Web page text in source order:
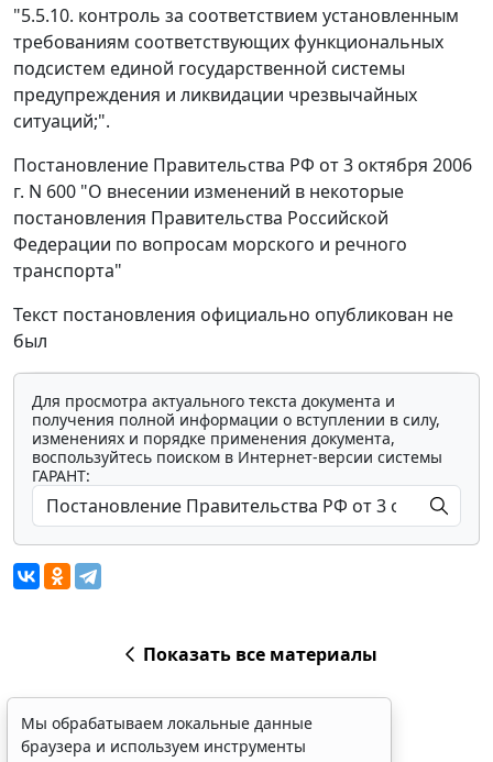
"5.5.10. контроль за соответствием установленным
требованиям соответствующих функциональных
подсистем единой государственной системы
предупреждения и ликвидации чрезвычайных
ситуаций;".
Постановление Правительства РФ от 3 октября 2006
г. N 600 "О внесении изменений в некоторые
постановления Правительства Российской
Федерации по вопросам морского и речного
транспорта"
Текст постановления официально опубликован не
был
Для просмотра актуального текста документа и
получения полной информации о вступлении в силу,
изменениях и порядке применения документа,
воспользуйтесь поиском в Интернет-версии системы
ГАРАНТ:
Показать все материалы
Мы обрабатываем локальные данные
браузера и используем инструменты